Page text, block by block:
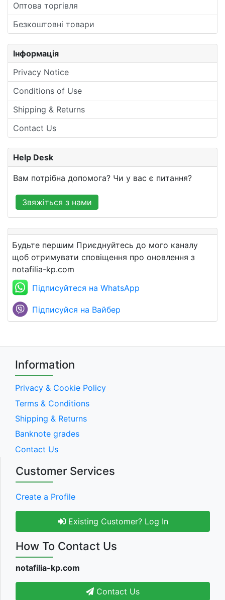
Оптова торгівля
Безкоштовні товари
Інформація
Privacy Notice
Conditions of Use
Shipping & Returns
Contact Us
Help Desk
Вам потрібна допомога? Чи у вас є питання?
Звяжіться з нами
Будьте першим Приєднуйтесь до мого каналу
щоб отримувати сповіщення про оновлення з
notafilia-kp.com
Підписуйтеся на WhatsApp
Підписуйся на Вайбер
Information
Privacy & Cookie Policy
Terms & Conditions
Shipping & Returns
Banknote grades
Contact Us
Customer Services
Create a Profile
Existing Customer? Log In
How To Contact Us
notafilia-kp.com
Contact Us